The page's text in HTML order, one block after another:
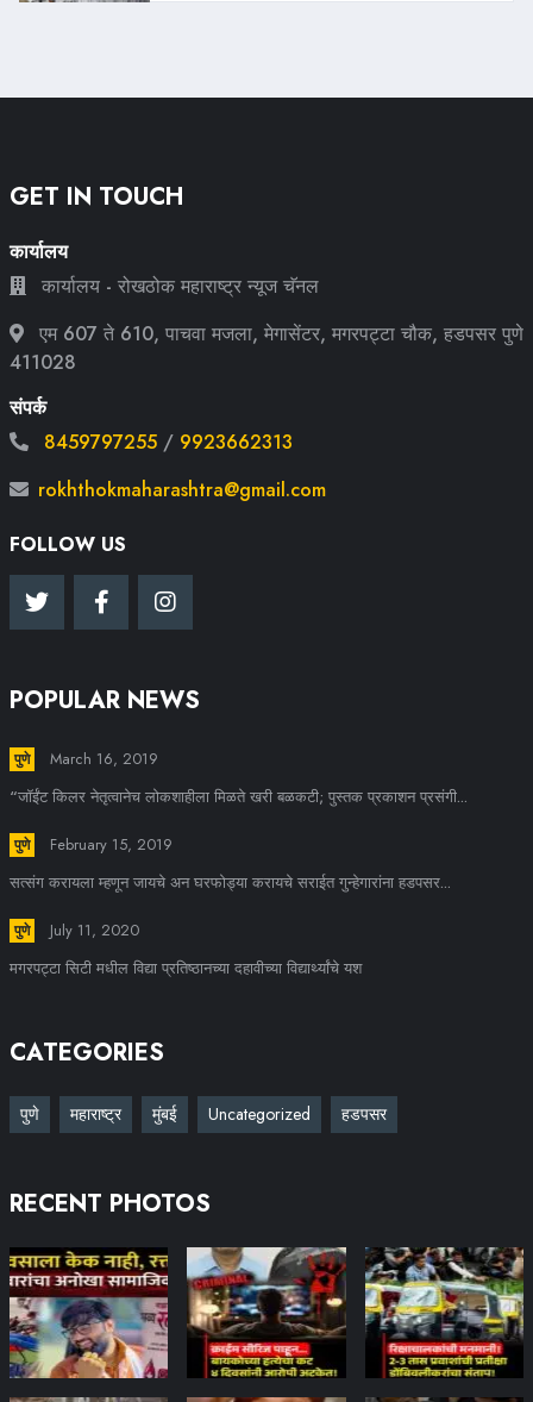
GET IN TOUCH
कार्यालय
कार्यालय - रोखठोक महाराष्ट्र न्यूज चॅनल
एम 607 ते 610, पाचवा मजला, मेगासेंटर, मगरपट्टा चौक, हडपसर पुणे
411028
संपर्क
8459797255 / 9923662313
rokhthokmaharashtra@gmail.com
FOLLOW US
POPULAR NEWS
पुणे
March 16, 2019
“जॉईंट किलर नेतृत्वानेच लोकशाहीला मिळते खरी बळकटी; पुस्तक प्रकाशन प्रसंगी...
पुणे
February 15, 2019
सत्संग करायला म्हणून जायचे अन घरफोड्या करायचे सराईत गुन्हेगारांना हडपसर...
पुणे
July 11, 2020
मगरपट्टा सिटी मधील विद्या प्रतिष्ठानच्या दहावीच्या विद्यार्थ्यांचे यश
CATEGORIES
पुणे महाराष्ट्र मुंबई Uncategorized हडपसर
RECENT PHOTOS